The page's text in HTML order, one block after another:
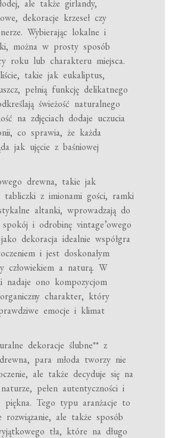
ale także girlandy,
dekoracje krzeseł czy
Wybierając lokalne i
można w prosty sposób
roku lub charakteru miejsca.
takie jak eukaliptus,
pełnią funkcję delikatnego
świeżość naturalnego
na zdjęciach dodaje uczucia
co sprawia, że każda
jak ujęcie z baśniowej
drewna, takie jak
tabliczki z imionami gości, ramki
altanki, wprowadzają do
spokój i odrobinę vintage’owego
dekoracja idealnie współgra
i jest doskonałym
człowiekiem a naturą. W
nadaje ono kompozycjom
charakter, który
emocje i klimat
dekoracje ślubne** z
para młoda tworzy nie
ale także decyduje się na
pełen autentyczności i
piękna. Tego typu aranżacje to
ale także sposób
tła, które na długo